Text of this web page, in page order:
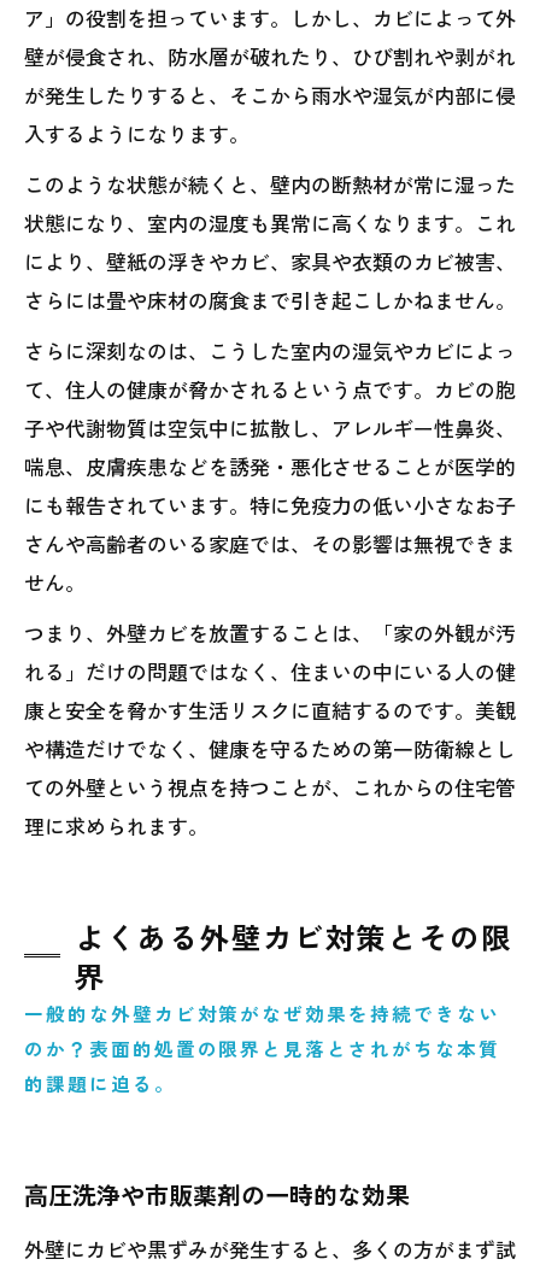
ア」の役割を担っています。しかし、カビによって外
壁が侵食され、防水層が破れたり、ひび割れや剥がれ
が発生したりすると、そこから雨水や湿気が内部に侵
入するようになります。
このような状態が続くと、壁内の断熱材が常に湿った
状態になり、室内の湿度も異常に高くなります。これ
により、壁紙の浮きやカビ、家具や衣類のカビ被害、
さらには畳や床材の腐食まで引き起こしかねません。
さらに深刻なのは、こうした室内の湿気やカビによっ
て、住人の健康が脅かされるという点です。カビの胞
子や代謝物質は空気中に拡散し、アレルギー性鼻炎、
喘息、皮膚疾患などを誘発・悪化させることが医学的
にも報告されています。特に免疫力の低い小さなお子
さんや高齢者のいる家庭では、その影響は無視できま
せん。
つまり、外壁カビを放置することは、「家の外観が汚
れる」だけの問題ではなく、住まいの中にいる人の健
康と安全を脅かす生活リスクに直結するのです。美観
や構造だけでなく、健康を守るための第一防衛線とし
ての外壁という視点を持つことが、これからの住宅管
理に求められます。
よくある外壁カビ対策とその限
界
一般的な外壁カビ対策がなぜ効果を持続できない
のか？表面的処置の限界と見落とされがちな本質
的課題に迫る。
高圧洗浄や市販薬剤の一時的な効果
外壁にカビや黒ずみが発生すると、多くの方がまず試